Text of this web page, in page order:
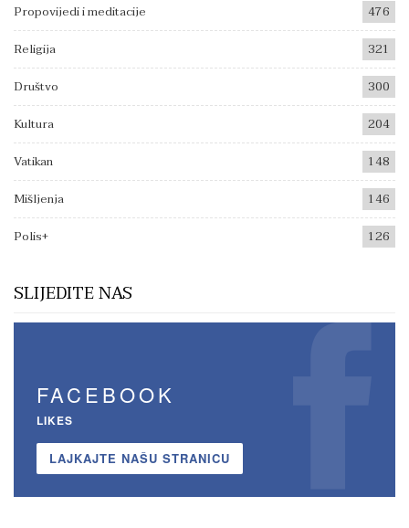
Propovijedi i meditacije
476
Religija
321
Društvo
300
Kultura
204
Vatikan
148
Mišljenja
146
Polis+
126
SLIJEDITE NAS
FACEBOOK
LIKES
LAJKAJTE NAŠU STRANICU